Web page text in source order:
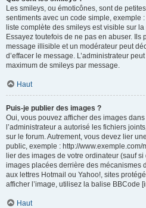
Les smileys, ou émoticônes, sont de
sentiments avec un code simple, exemple
liste complète des smileys est visible sur
Essayez toutefois de ne pas en abuser. Ils
message illisible et un modérateur peut
d’effacer le message. L’administrateur
maximum de smileys par message.
Haut
Puis-je publier des images ?
Oui, vous pouvez afficher des images
l’administrateur a autorisé les fichiers
sur le forum. Autrement, vous devez lier
public, exemple : http://
lier des images de votre ordinateur (sauf
images placées derrière des mécanismes
aux lettres Hotmail ou Yahoo!, sites
afficher l’image, utilisez la balise BBCode
Haut